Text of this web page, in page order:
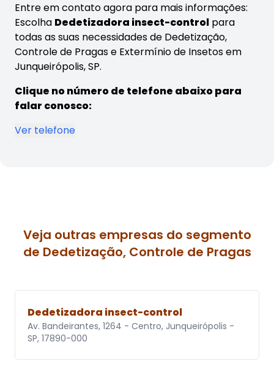
Entre em contato agora para mais informações:
Escolha Dedetizadora insect-control para
todas as suas necessidades de Dedetização,
Controle de Pragas e Extermínio de Insetos em
Junqueirópolis, SP.
Clique no número de telefone abaixo para
falar conosco:
Ver telefone
Veja outras empresas do segmento
de Dedetização, Controle de Pragas
Dedetizadora insect-control
Av. Bandeirantes, 1264 - Centro, Junqueirópolis -
SP, 17890-000